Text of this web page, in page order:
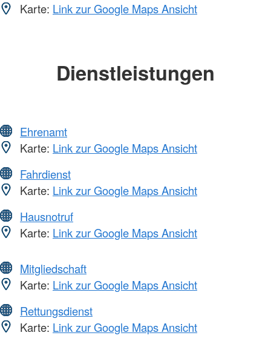
Karte: Link zur Google Maps Ansicht
Dienstleistungen
Ehrenamt
Karte: Link zur Google Maps Ansicht
Fahrdienst
Karte: Link zur Google Maps Ansicht
Hausnotruf
Karte: Link zur Google Maps Ansicht
Mitgliedschaft
Karte: Link zur Google Maps Ansicht
Rettungsdienst
Karte: Link zur Google Maps Ansicht